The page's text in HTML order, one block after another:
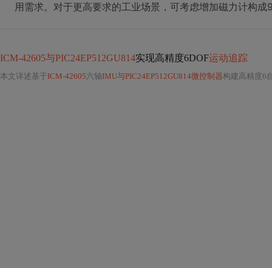
用需求。对于更高要求的工业场景，可考虑增加磁力计构
ICM-42605与PIC24EP512GU814实现高精度6DOF运动追踪
本文详述基于ICM-42605 六轴IMU与PIC24EP512GU814微控制器构建高精度6